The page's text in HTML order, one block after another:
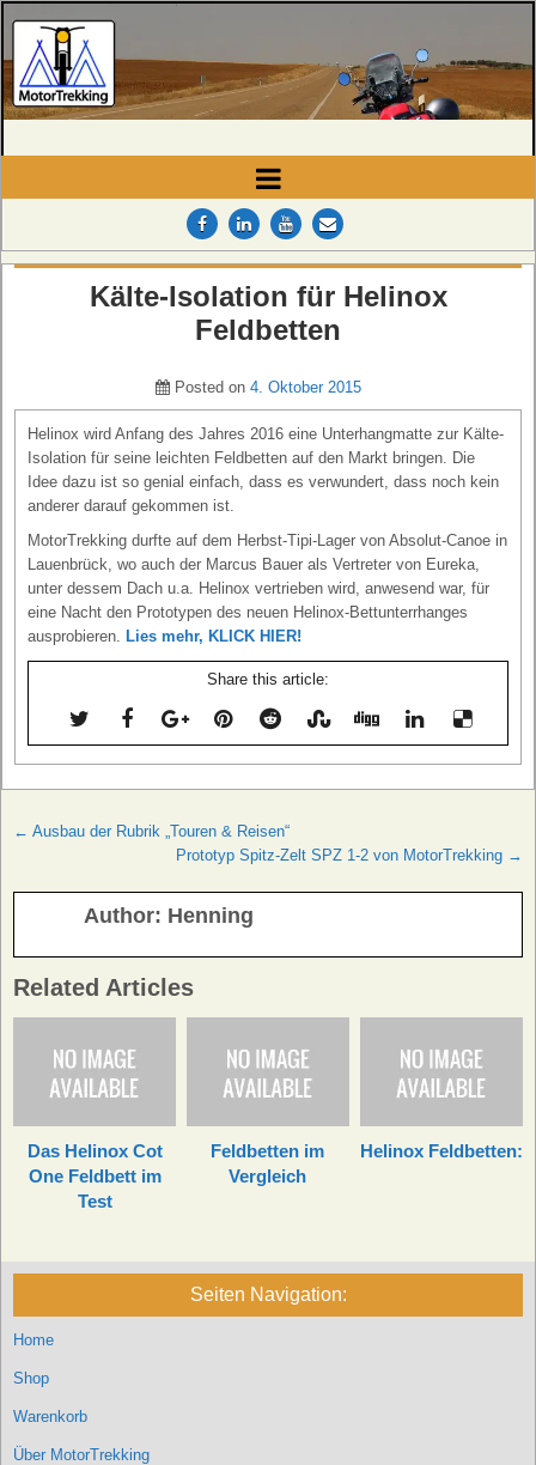
MotorTrekking
Kälte-Isolation für Helinox
Feldbetten
Posted on 4. Oktober 2015
Helinox wird Anfang des Jahres 2016 eine Unterhangmatte zur Kälte-
Isolation für seine leichten Feldbetten auf den Markt bringen. Die
Idee dazu ist so genial einfach, dass es verwundert, dass noch kein
anderer darauf gekommen ist.
MotorTrekking durfte auf dem Herbst-Tipi-Lager von Absolut-Canoe in
Lauenbrück, wo auch der Marcus Bauer als Vertreter von Eureka,
unter dessem Dach u.a. Helinox vertrieben wird, anwesend war, für
eine Nacht den Prototypen des neuen Helinox-Bettunterrhanges
ausprobieren.
Lies mehr, KLICK HIER!
Share this article:
Beitragsnavigation
← Ausbau der Rubrik „Touren & Reisen“
Prototyp Spitz-Zelt SPZ 1-2 von MotorTrekking →
Author: Henning
Related Articles
Das Helinox Cot
One Feldbett im
Test
Feldbetten im
Vergleich
Helinox Feldbetten:
Seiten Navigation:
Home
Shop
Warenkorb
Über MotorTrekking